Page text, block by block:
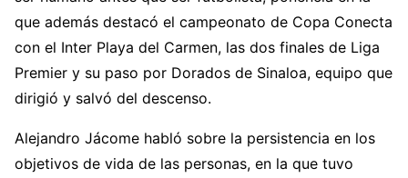
que además destacó el campeonato de Copa Conecta
con el Inter Playa del Carmen, las dos finales de Liga
Premier y su paso por Dorados de Sinaloa, equipo que
dirigió y salvó del descenso.
Alejandro Jácome habló sobre la persistencia en los
objetivos de vida de las personas, en la que tuvo